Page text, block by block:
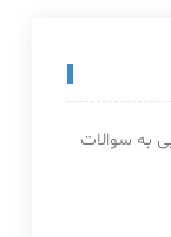
به سوالات